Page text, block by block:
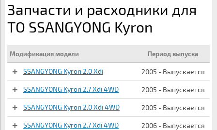
Запчасти и расходники для
ТО SSANGYONG Kyron
Модификация модели Период выпуска
SSANGYONG Kyron 2.0 Xdi 2005 - Выпускается
SSANGYONG Kyron 2.7 Xdi 4WD 2005 - Выпускается
SSANGYONG Kyron 2.0 Xdi 4WD 2005 - Выпускается
SSANGYONG Kyron 2.7 Xdi 4WD 2006 - Выпускается